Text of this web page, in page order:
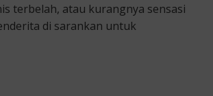
terbelah, atau kurangnya sensasi
di sarankan untuk